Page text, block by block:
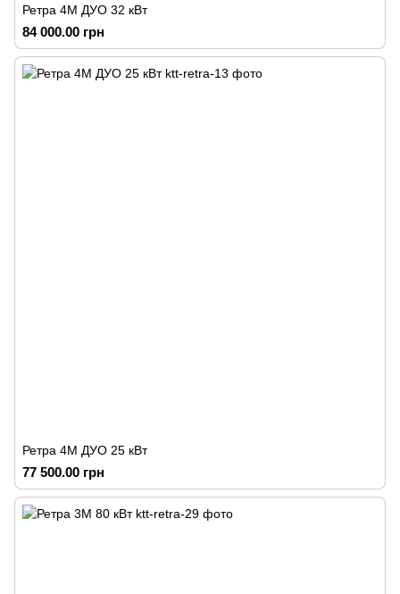
Ретра 4М ДУО 32 кВт
84 000.00 грн
Ретра 4М ДУО 25 кВт
77 500.00 грн